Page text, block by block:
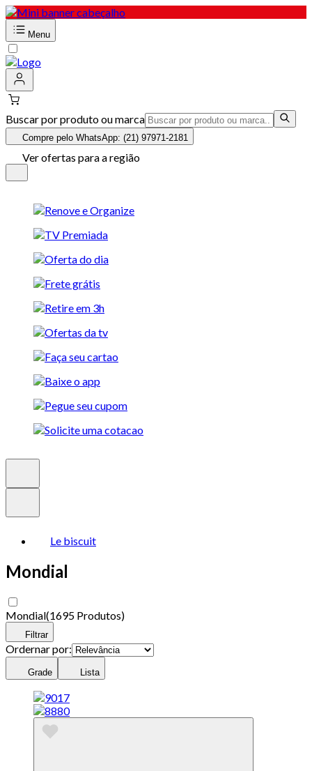
Menu
Buscar por produto ou marca
Compre pelo WhatsApp: (21) 97971-2181
Ver ofertas para a região
Le biscuit
Mondial
Mondial(1695 Produtos)
Filtrar
Ordernar por:
Grade Lista